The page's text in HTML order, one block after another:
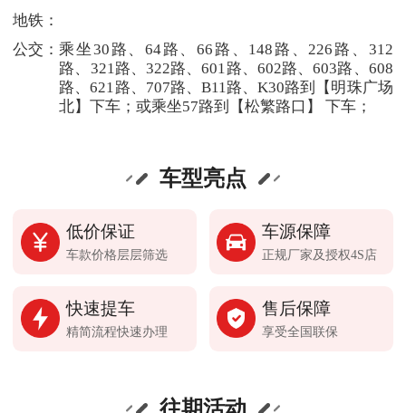
地铁：
公交：乘坐30路、64路、66路、148路、226路、312
路、321路、322路、601路、602路、603路、608
路、621路、707路、B11路、K30路到【明珠广场
北】下车；或乘坐57路到【松繁路口】 下车；
车型亮点
低价保证
车款价格层层筛选
车源保障
正规厂家及授权4S店
快速提车
精简流程快速办理
售后保障
享受全国联保